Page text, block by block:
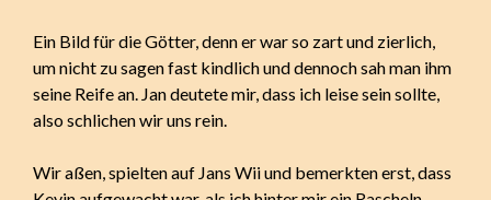
Ein Bild für die Götter, denn er war so zart und zierlich,
um nicht zu sagen fast kindlich und dennoch sah man ihm
seine Reife an. Jan deutete mir, dass ich leise sein sollte,
also schlichen wir uns rein.
Wir aßen, spielten auf Jans Wii und bemerkten erst, dass